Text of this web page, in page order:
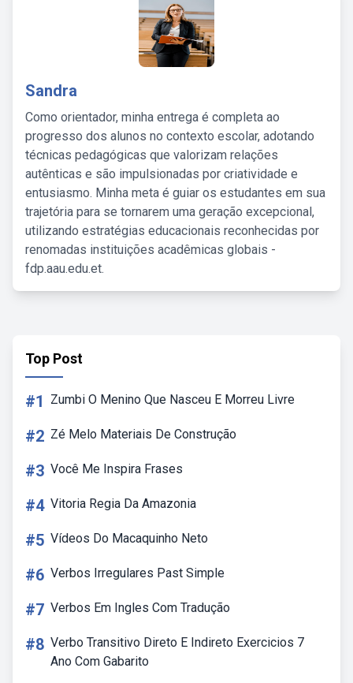
Sandra
Como orientador, minha entrega é completa ao
progresso dos alunos no contexto escolar, adotando
técnicas pedagógicas que valorizam relações
autênticas e são impulsionadas por criatividade e
entusiasmo. Minha meta é guiar os estudantes em sua
trajetória para se tornarem uma geração excepcional,
utilizando estratégias educacionais reconhecidas por
renomadas instituições acadêmicas globais -
fdp.aau.edu.et.
Top Post
#1 Zumbi O Menino Que Nasceu E Morreu Livre
#2 Zé Melo Materiais De Construção
#3 Você Me Inspira Frases
#4 Vitoria Regia Da Amazonia
#5 Vídeos Do Macaquinho Neto
#6 Verbos Irregulares Past Simple
#7 Verbos Em Ingles Com Tradução
#8 Verbo Transitivo Direto E Indireto Exercicios 7
Ano Com Gabarito